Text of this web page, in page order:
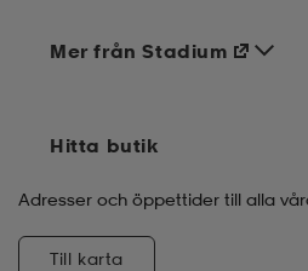
Mer från Stadium
Hitta butik
Adresser och öppettider till alla
Till karta